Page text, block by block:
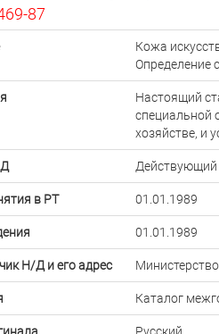
87
Кожа
Определение
Настоящий
специальной
хозяйстве, и
Действующий
в РТ 01.01.1989
01.01.1989
Н/Д и его адрес
Каталог